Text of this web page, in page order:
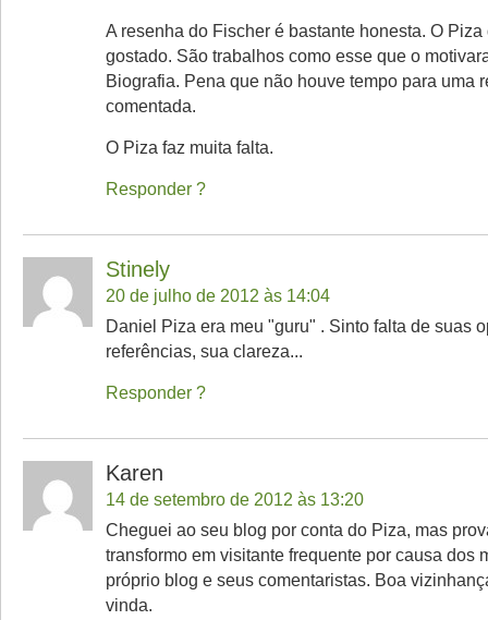
A resenha do Fischer é bastante honesta. O Piza
gostado. São trabalhos como esse que o
Biografia. Pena que não houve tempo para uma
comentada.
O Piza faz muita falta.
Responder
Stinely
20 de julho de 2012 às 14:04
Daniel Piza era meu "guru" . Sinto falta de suas
referências, sua clareza...
Responder
Karen
14 de setembro de 2012 às 13:20
Cheguei ao seu blog por conta do Piza, mas
transformo em visitante frequente por causa dos
próprio blog e seus comentaristas. Boa
vinda.